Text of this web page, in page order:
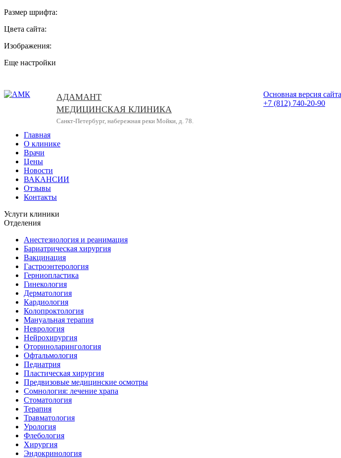
Размер шрифта:
Цвета сайта:
Изображения:
Еще настройки
АДАМАНТ
МЕДИЦИНСКАЯ КЛИНИКА
Санкт-Петербург, набережная реки Мойки, д. 78.
Основная версия сайта
+7 (812) 740-20-90
Главная
О клинике
Врачи
Цены
Новости
ВАКАНСИИ
Отзывы
Контакты
Услуги клиники
Отделения
Анестезиология и реанимация
Бариатрическая хирургия
Вакцинация
Гастроэнтерология
Герниопластика
Гинекология
Дерматология
Кардиология
Колопроктология
Мануальная терапия
Неврология
Нейрохирургия
Оториноларингология
Офтальмология
Педиатрия
Пластическая хирургия
Предвизовые медицинские осмотры
Сомнология: лечение храпа
Стоматология
Терапия
Травматология
Урология
Флебология
Хирургия
Эндокринология